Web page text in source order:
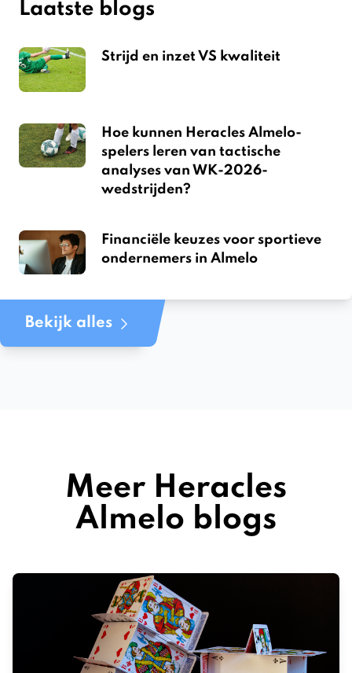
Laatste blogs
Strijd en inzet VS kwaliteit
Hoe kunnen Heracles Almelo-
spelers leren van tactische
analyses van WK-2026-
wedstrijden?
Financiële keuzes voor sportieve
ondernemers in Almelo
Bekijk alles
Meer Heracles
Almelo blogs